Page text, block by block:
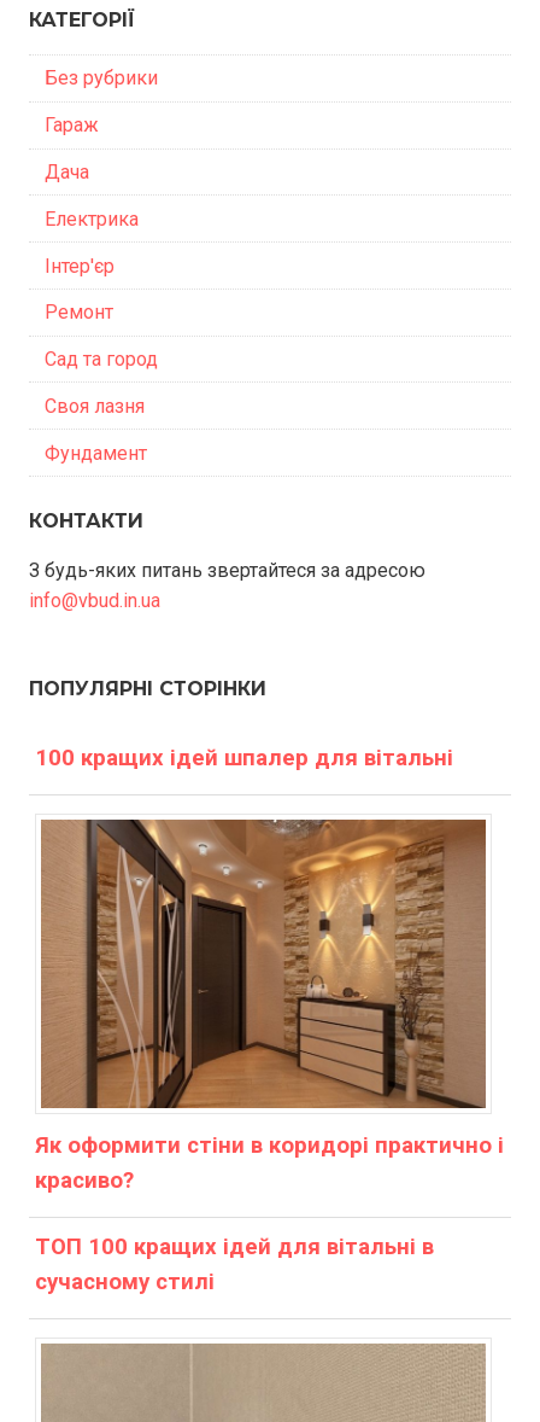
КАТЕГОРІЇ
Без рубрики
Гараж
Дача
Електрика
Інтер'єр
Ремонт
Сад та город
Своя лазня
Фундамент
КОНТАКТИ
З будь-яких питань звертайтеся за адресою
info@vbud.in.ua
ПОПУЛЯРНІ СТОРІНКИ
100 кращих ідей шпалер для вітальні
Як оформити стіни в коридорі практично і
красиво?
ТОП 100 кращих ідей для вітальні в
сучасному стилі